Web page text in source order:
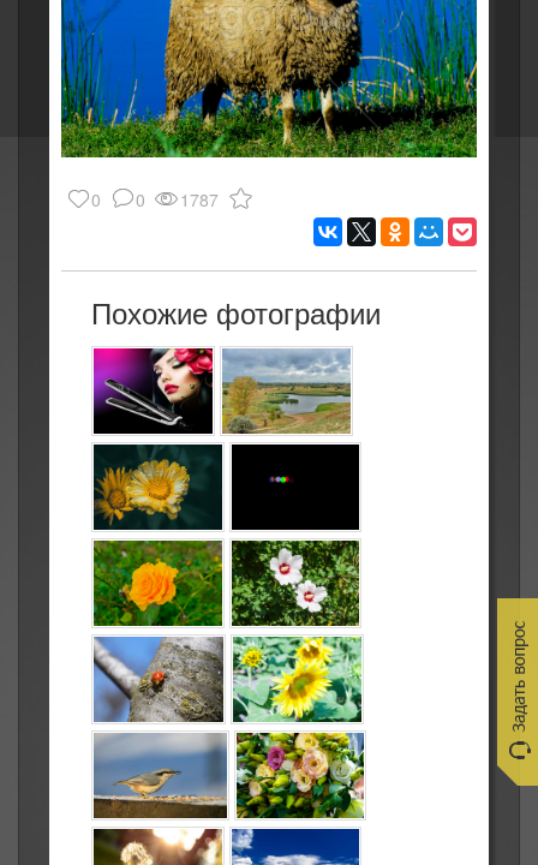
0 0 1787
Похожие фотографии